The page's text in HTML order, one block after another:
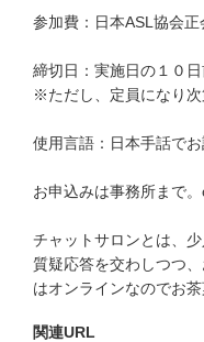
参加費：日本ASL協会
締切日：実施日の１０
※ただし、定員になり次
使用言語：日本手話で
お申込みは事務所まで
チャットサロンとは、
質疑応答を交わしつつ
はオンラインなのでお
関連URL